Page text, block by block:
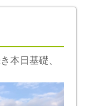
本日基礎、